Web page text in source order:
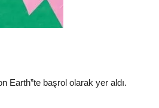
Earth”te başrol olarak yer aldı.